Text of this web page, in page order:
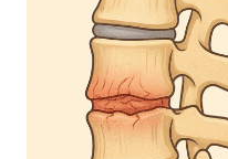
DOĞAL
TEDAVILER